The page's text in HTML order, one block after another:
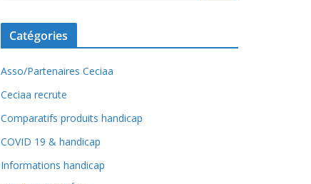
Catégories
Asso/Partenaires Ceciaa
Ceciaa recrute
Comparatifs produits handicap
COVID 19 & handicap
Informations handicap